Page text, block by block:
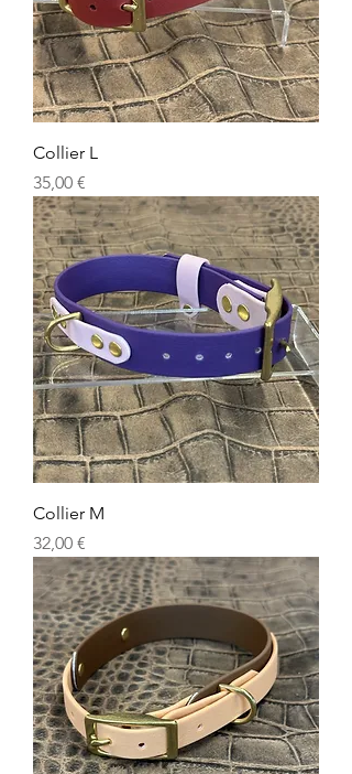
Collier L
Prix
35,00 €
Collier M
Prix
32,00 €